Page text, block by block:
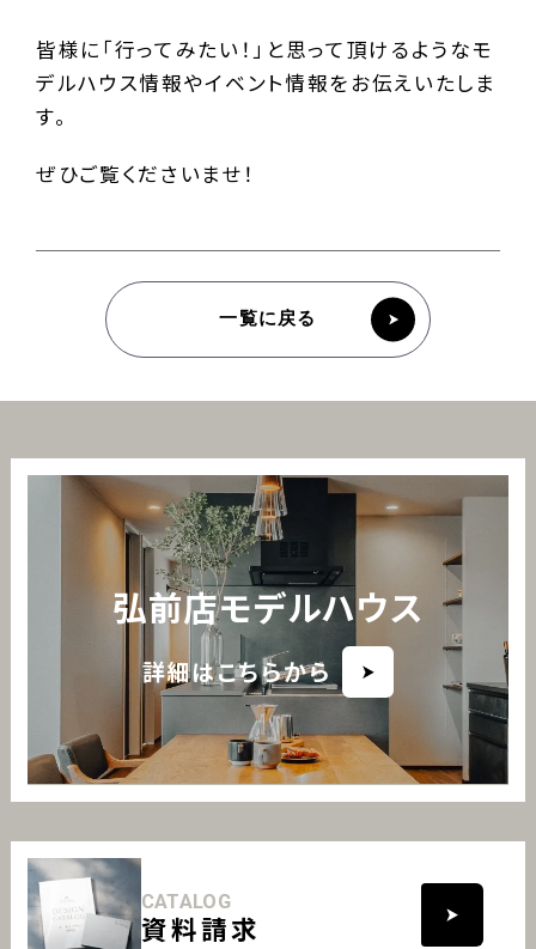
皆様に「行ってみたい！」と思って頂けるようなモ
デルハウス情報やイベント情報をお伝えいたしま
す。
ぜひご覧くださいませ！
一覧に戻る
弘前店モデルハウス
詳細はこちらから
CATALOG
資料請求